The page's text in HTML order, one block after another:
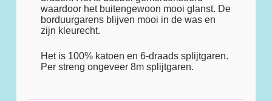
waardoor het buitengewoon mooi glanst. De
borduurgarens blijven mooi in de was en
zijn kleurecht.
Het is 100% katoen en 6-draads splijtgaren.
Per streng ongeveer 8m splijtgaren.